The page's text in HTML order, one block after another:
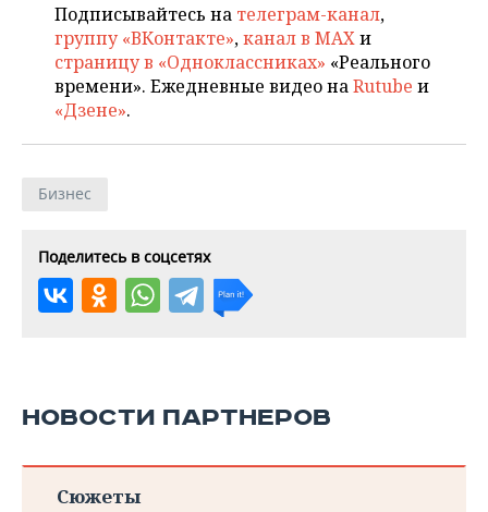
Подписывайтесь на телеграм-канал,
группу «ВКонтакте»,канал в MAXи
страницу в «Одноклассниках» «Реального
времени». Ежедневные видео наRutube и
«Дзене».
Бизнес
Поделитесь в соцсетях
НОВОСТИ ПАРТНЕРОВ
Сюжеты